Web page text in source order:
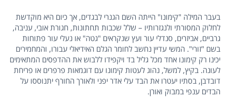
בעבר המילה "קימונו" הייתה השם הגנרי לבגדים, אך כיום היא מוקדשת
לחלוק המסורתי ולנגזרותיו – שלל שכבות תחתונות, חגורת אובי, עניבה,
גרביים, אביזרים, סנדלי עור ועץ שנקראים "גטה" או נעלי עור פתוחות
בשם "זורי". המשי עדיין נחשב לחומר הגלם האידיאלי עבורו, והמחמירים
יכינו רק קימונו אחד מכל גליל בד ויקפידו ללבוש את ההדפסים המתאימים
לעונה. בקיץ, למשל, נהוג לעטות קימונו עם דוגמאות פרפרים או פריחת
דובדבן, בסתיו יעטרו את הבד עלי אדר יפני ולאורך החורף יתנוססו על
הבדים ענפי במבוק ואורן.